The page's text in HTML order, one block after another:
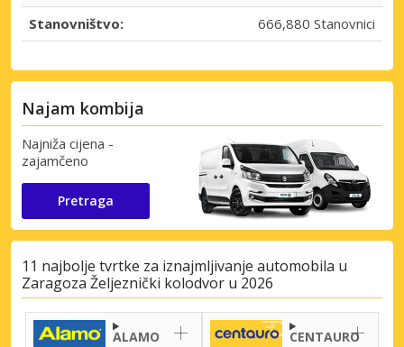
Stanovništvo: 666,880 Stanovnici
Najam kombija
Najniža cijena -
zajamčeno
Pretraga
11 najbolje tvrtke za iznajmljivanje automobila u
Zaragoza Željeznički kolodvor u 2026
ALAMO CENTAURO